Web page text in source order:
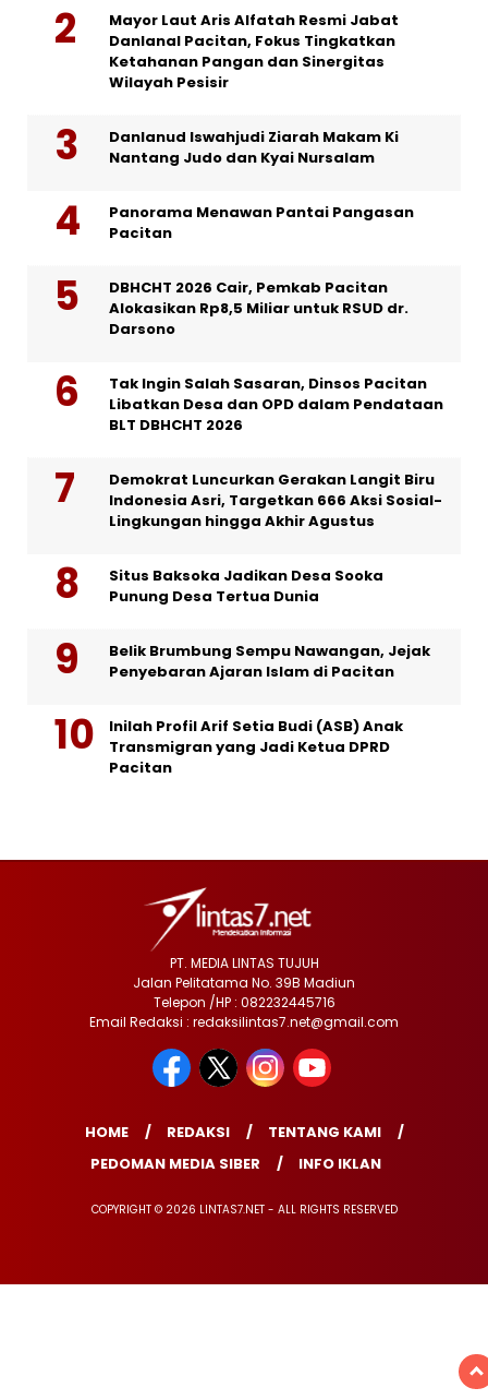
Mayor Laut Aris Alfatah Resmi Jabat
Danlanal Pacitan, Fokus Tingkatkan
Ketahanan Pangan dan Sinergitas
Wilayah Pesisir
Danlanud Iswahjudi Ziarah Makam Ki
Nantang Judo dan Kyai Nursalam
Panorama Menawan Pantai Pangasan
Pacitan
DBHCHT 2026 Cair, Pemkab Pacitan
Alokasikan Rp8,5 Miliar untuk RSUD dr.
Darsono
Tak Ingin Salah Sasaran, Dinsos Pacitan
Libatkan Desa dan OPD dalam Pendataan
BLT DBHCHT 2026
Demokrat Luncurkan Gerakan Langit Biru
Indonesia Asri, Targetkan 666 Aksi Sosial-
Lingkungan hingga Akhir Agustus
Situs Baksoka Jadikan Desa Sooka
Punung Desa Tertua Dunia
Belik Brumbung Sempu Nawangan, Jejak
Penyebaran Ajaran Islam di Pacitan
Inilah Profil Arif Setia Budi (ASB) Anak
Transmigran yang Jadi Ketua DPRD
Pacitan
PT. MEDIA LINTAS TUJUH
Jalan Pelitatama No. 39B Madiun
Telepon /HP : 082232445716
Email Redaksi : redaksilintas7.net@gmail.com
HOME REDAKSI
TENTANG KAMI
PEDOMAN MEDIA SIBER
INFO IKLAN
COPYRIGHT © 2026 LINTAS7.NET - ALL RIGHTS RESERVED